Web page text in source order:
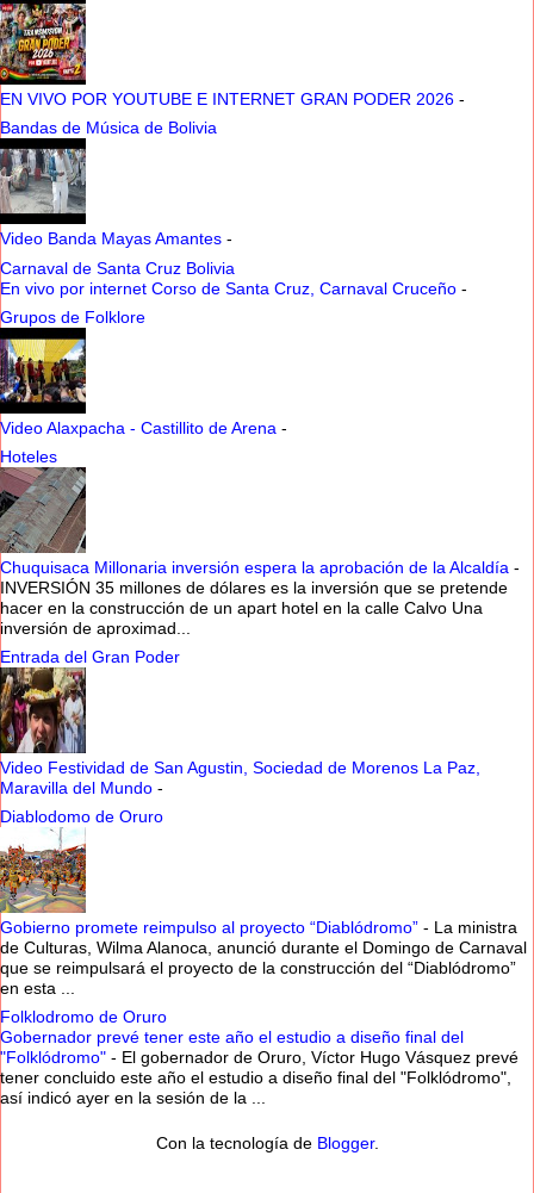
EN VIVO POR YOUTUBE E INTERNET GRAN PODER 2026 -
Bandas de Música de Bolivia
Video Banda Mayas Amantes -
Carnaval de Santa Cruz Bolivia
En vivo por internet Corso de Santa Cruz, Carnaval Cruceño -
Grupos de Folklore
Video Alaxpacha - Castillito de Arena -
Hoteles
Chuquisaca Millonaria inversión espera la aprobación de la Alcaldía -
INVERSIÓN 35 millones de dólares es la inversión que se pretende
hacer en la construcción de un apart hotel en la calle Calvo Una
inversión de aproximad...
Entrada del Gran Poder
Video Festividad de San Agustin, Sociedad de Morenos La Paz,
Maravilla del Mundo -
Diablodomo de Oruro
Gobierno promete reimpulso al proyecto “Diablódromo” - La ministra
de Culturas, Wilma Alanoca, anunció durante el Domingo de Carnaval
que se reimpulsará el proyecto de la construcción del “Diablódromo”
en esta ...
Folklodromo de Oruro
Gobernador prevé tener este año el estudio a diseño final del
"Folklódromo" - El gobernador de Oruro, Víctor Hugo Vásquez prevé
tener concluido este año el estudio a diseño final del "Folklódromo",
así indicó ayer en la sesión de la ...
Con la tecnología de Blogger.